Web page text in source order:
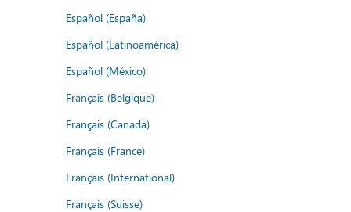
Español (España)
Español (Latinoamérica)
Español (México)
Français (Belgique)
Français (Canada)
Français (France)
Français (International)
Français (Suisse)